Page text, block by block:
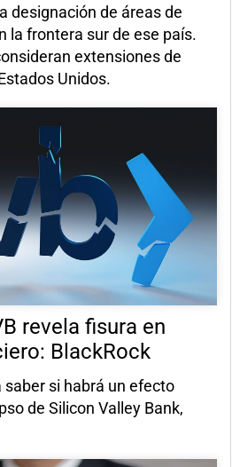
designación de áreas de
la frontera sur de ese país.
extensiones de
Unidos.
revela fisura en
BlackRock
saber si habrá un efecto
de Silicon Valley Bank,